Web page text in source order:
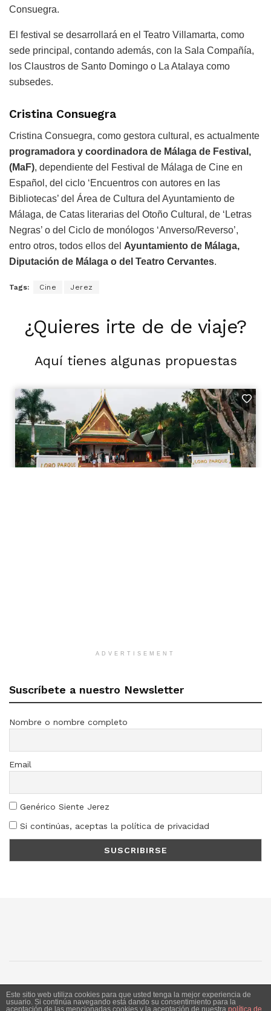
Consuegra.
El festival se desarrollará en el Teatro Villamarta, como
sede principal, contando además, con la Sala Compañía,
los Claustros de Santo Domingo o La Atalaya como
subsedes.
Cristina Consuegra
Cristina Consuegra, como gestora cultural, es actualmente
programadora y coordinadora de Málaga de Festival,
(MaF), dependiente del Festival de Málaga de Cine en
Español, del ciclo ‘Encuentros con autores en las
Bibliotecas’ del Área de Cultura del Ayuntamiento de
Málaga, de Catas literarias del Otoño Cultural, de ‘Letras
Negras’ o del Ciclo de monólogos ‘Anverso/Reverso’,
entro otros, todos ellos del Ayuntamiento de Málaga,
Diputación de Málaga o del Teatro Cervantes.
Tags: Cine Jerez
¿Quieres irte de de viaje?
Aquí tienes algunas propuestas
ADVERTISEMENT
Suscríbete a nuestro Newsletter
Nombre o nombre completo
Email
Genérico Siente Jerez
Si continúas, aceptas la política de privacidad
Este sitio web utiliza cookies para que usted tenga la mejor experiencia de
usuario. Si continúa navegando está dando su consentimiento para la
aceptación de las mencionadas cookies y la aceptación de nuestra política de